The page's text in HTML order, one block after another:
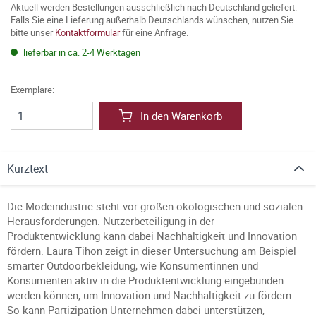
Aktuell werden Bestellungen ausschließlich nach Deutschland geliefert.
Falls Sie eine Lieferung außerhalb Deutschlands wünschen, nutzen Sie
bitte unserKontaktformularfür eine Anfrage.
lieferbar in ca. 2-4 Werktagen
Exemplare:
In den Warenkorb
Kurztext
Die Modeindustrie steht vor großen ökologischen und sozialen
Herausforderungen. Nutzerbeteiligung in der
Produktentwicklung kann dabei Nachhaltigkeit und Innovation
fördern. Laura Tihon zeigt in dieser Untersuchung am Beispiel
smarter Outdoorbekleidung, wie Konsumentinnen und
Konsumenten aktiv in die Produktentwicklung eingebunden
werden können, um Innovation und Nachhaltigkeit zu fördern.
So kann Partizipation Unternehmen dabei unterstützen,